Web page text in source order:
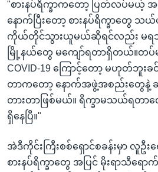
"စားနပ်ရိက္ခာကတော့ ပြတ်လပ်မယ့် အန
နောက်ပြီးတော့ စားနပ်ရိက္ခာတွေ သ
ကိုယ်တိုင်သွားယူမယ်ဆိုရင်လည်း မရဘူ
မြို့နယ်တွေ မကျော်ရတာရှိတယ်။တပ်
COVID-19 ကြောင့်တော့ မဟုတ်ဘူးခ
တာကတော့ နောက်အဖွဲ့အစည်းတွေ
တားတာဖြစ်မယ်။ ရိက္ခာမသယ်ရတ
ရှိနေပြီ။"
အဲဒီကိုင်းကြီးစစ်ရှောင်စခန်းမှာ လူဦးရ
စားနပ်ရိက္ခာတွေ အပြင် မိုးရာသီရော